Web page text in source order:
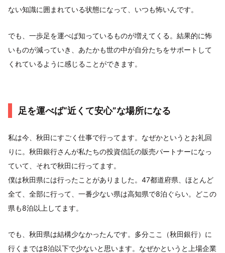
ない知識に囲まれている状態になって、いつも怖いんです。
でも、一歩足を運べば知っているものが増えてくる。結果的に怖
いものが減っていき、あたかも世の中が自分たちをサポートして
くれているように感じることができます。
足を運べば“近くて安心”な場所になる
私は今、秋田にすごく仕事で行ってます。なぜかというとお礼回
りに。秋田銀行さんが私たちの投資信託の販売パートナーになっ
ていて、それで秋田に行ってます。
僕は秋田県には行ったことがありました。47都道府県、ほとんど
全て、全部に行って、一番少ない県は高知県で8泊ぐらい。どこの
県も8泊以上してます。
でも、秋田県は結構少なかったんです。多分ここ（秋田銀行）に
行くまでは8泊以下で少ないと思います。なぜかというと上場企業